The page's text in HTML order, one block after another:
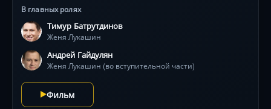
В главных ролях
Тимур Батрутдинов
Женя Лукашин
Андрей Гайдулян
Женя Лукашин (во вступительной части)
Фильм